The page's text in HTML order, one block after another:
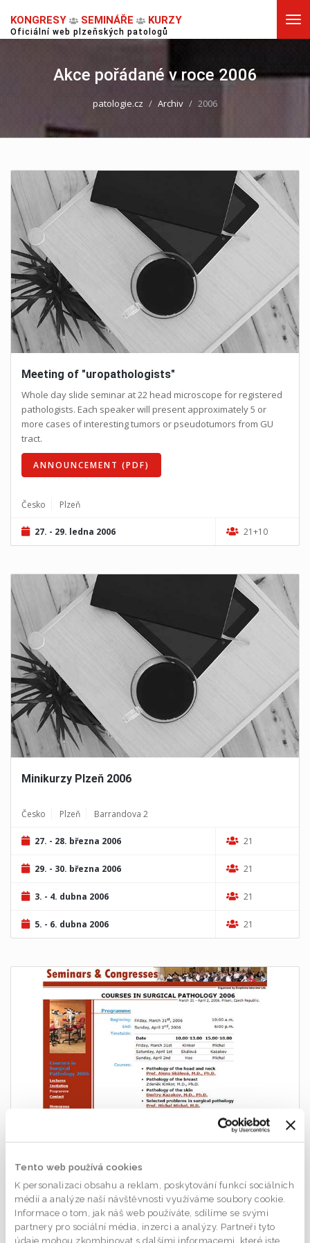
Tento web používá cookies
K personalizaci obsahu a reklam, poskytování funkcí sociálních
médií a analýze naší návštěvnosti využíváme soubory cookie.
Informace o tom, jak náš web používáte, sdílíme se svými
partnery pro sociální média, inzerci a analýzy. Partneři tyto
údaje mohou zkombinovat s dalšími informacemi, které jste
KONGRESY SEMINÁŘE KURZY
Oficiální web plzeňských patologů
Akce pořádané v roce 2006
patologie.cz Archiv 2006
WEB AKCE NENÍ K DISPOZICI
Meeting of "uropathologists"
Whole day slide seminar at 22 head microscope for registered
pathologists. Each speaker will present approximately 5 or
more cases of interesting tumors or pseudotumors from GU
tract.
ANNOUNCEMENT (PDF)
Česko Plzeň
27. - 29. ledna 2006 21+10
WEB AKCE NENÍ K DISPOZICI
Minikurzy Plzeň 2006
Česko Plzeň Barrandova 2
27. - 28. března 2006 21
29. - 30. března 2006 21
3. - 4. dubna 2006 21
5. - 6. dubna 2006 21
WEB AKCE
Minicourses Pilsen 2006
Courses in surgical pathology at multihead microscope 2006.
VÍCE INFORMACÍ